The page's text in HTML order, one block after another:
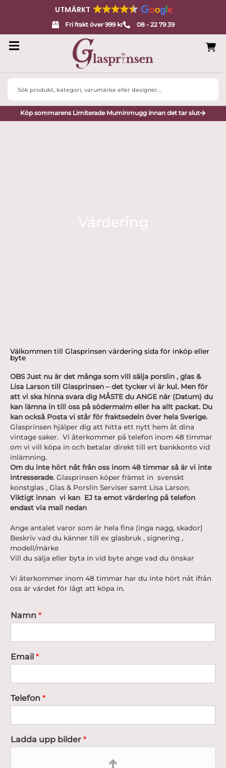
UTMÄRKT
Fri frakt över 999 kr 08 - 22 79 39
Search
Köp sommarens Limiterade Muminmugg innan det tar slut
Värdering
Välkommen till Glasprinsen värdering sida för inköp eller
byte
OBS Just nu är det många som vill sälja porslin , glas &
Lisa Larson till Glasprinsen – det tycker vi är kul. Men för
att vi ska hinna svara dig MÅSTE du ANGE när (Datum) du
kan lämna in till oss på södermalm eller ha allt packat. Du
kan också Posta vi står för fraktsedeln över hela Sverige.
Glasprinsen hjälper dig att hitta ett nytt hem åt dina
vintage saker. Vi återkommer på telefon inom 48 timmar
om vi vill köpa in och betalar direkt till ert bankkonto vid
inlämning.
Om du inte hört nåt från oss inom 48 timmar så är vi inte
intresserade. Glasprinsen köper främst in svenskt
konstglas , Glas & Porslin Serviser samt Lisa Larson.
Viktigt innan vi kan EJ ta emot värdering på telefon
endast via mail nedan
Ange antalet varor som är hela fina (inga nagg, skador)
Beskriv vad du känner till ex glasbruk , signering ,
modell/märke
Vill du sälja eller byta in vid byte ange vad du önskar
Vi återkommer inom 48 timmar har du inte hört nåt ifrån
oss är värdet för lågt att köpa in.
Namn *
N
a
n
p
L
d
d
a
Email *
Telefon *
Ladda upp bilder *